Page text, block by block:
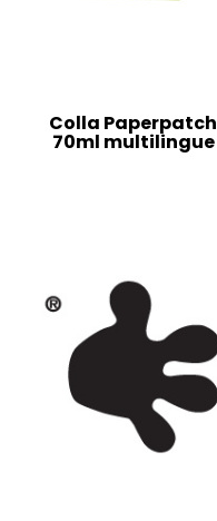
Colla Paperpatch
70ml multilingue